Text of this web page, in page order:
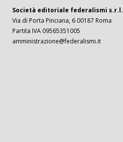
Società editoriale federalismi s.r.l.
Via di Porta Pinciana, 6 00187 Roma
Partita IVA 09565351005
amministrazione@federalismi.it